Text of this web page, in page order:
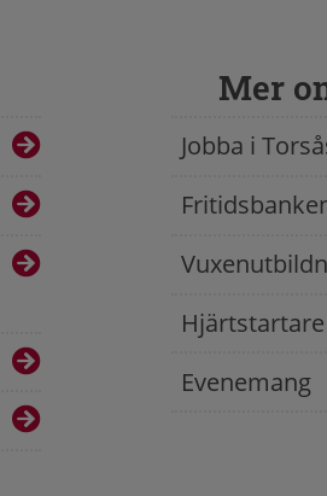
Mer
Jobba i
Hjärtstartare
Evenemang